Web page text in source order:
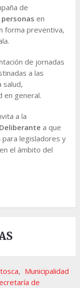
de
en
forma preventiva,
de jornadas
a las
salud,
en general.
a la
a que
legisladores y
el ámbito del
, Municipalidad
de